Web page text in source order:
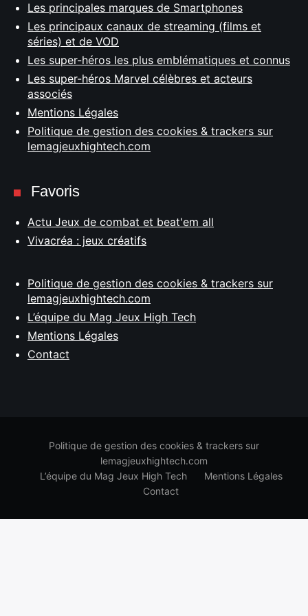
Les principales marques de Smartphones
Les principaux canaux de streaming (films et
séries) et de VOD
Les super-héros les plus emblématiques et connus
Les super-héros Marvel célèbres et acteurs
associés
Mentions Légales
Politique de gestion des cookies & trackers sur
lemagjeuxhightech.com
Favoris
Actu Jeux de combat et beat'em all
Vivacréa : jeux créatifs
Politique de gestion des cookies & trackers sur
lemagjeuxhightech.com
L’équipe du Mag Jeux High Tech
Mentions Légales
Contact
Politique de gestion des cookies & trackers sur
lemagjeuxhightech.com
L’équipe du Mag Jeux High Tech
Mentions Légales
Contact